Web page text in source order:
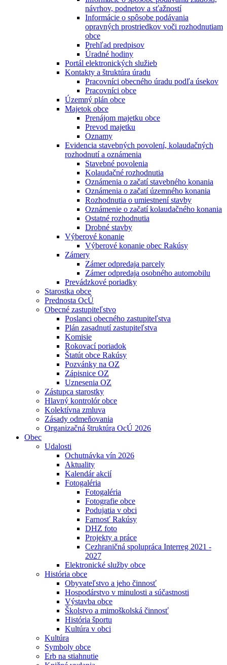
návrhov, podnetov a sťažností
Informácie o spôsobe podávania
opravných prostriedkov voči rozhodnutiam
obce
Prehľad predpisov
Úradné hodiny
Portál elektronických služieb
Kontakty a štruktúra úradu
Pracovníci obecného úradu podľa úsekov
Pracovníci obce
Územný plán obce
Majetok obce
Prenájom majetku obce
Prevod majetku
Oznamy
Evidencia stavebných povolení, kolaudačných
rozhodnutí a oznámenia
Stavebné povolenia
Kolaudačné rozhodnutia
Oznámenia o začatí stavebného konania
Oznámenia o začatí územného konania
Rozhodnutia o umiestnení stavby
Oznámenie o začatí kolaudačného konania
Ostatné rozhodnutia
Drobné stavby
Výberové konanie
Výberové konanie obec Rakúsy
Zámery
Zámer odpredaja parcely
Zámer odpredaja osobného automobilu
Prevádzkové poriadky
Starostka obce
Prednosta OcÚ
Obecné zastupiteľstvo
Poslanci obecného zastupiteľstva
Plán zasadnutí zastupiteľstva
Komisie
Rokovací poriadok
Štatút obce Rakúsy
Pozvánky na OZ
Zápisnice OZ
Uznesenia OZ
Zástupca starostky
Hlavný kontrolór obce
Kolektívna zmluva
Zásady odmeňovania
Organizačná štruktúra OcÚ 2026
Obec
Udalosti
Ochutnávka vín 2026
Aktuality
Kalendár akcií
Fotogaléria
Fotogaléria
Fotografie obce
Podujatia v obci
Farnosť Rakúsy
DHZ foto
Projekty a práce
Cezhraničná spolupráca Interreg 2021 -
2027
Elektronické služby obce
História obce
Obyvateľstvo a jeho činnosť
Hospodárstvo v minulosti a súčastnosti
Výstavba obce
Školstvo a mimoškolská činnosť
História športu
Kultúra v obci
Kultúra
Symboly obce
Erb na stiahnutie